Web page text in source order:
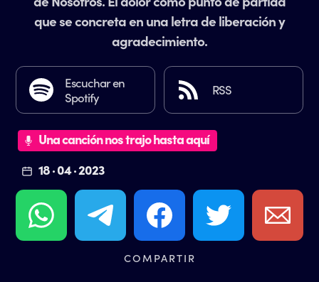
que se concreta en una letra de liberación y
agradecimiento.
Escuchar en
Spotify
RSS
Una canción nos trajo hasta aquí
18 · 04 · 2023
COMPARTIR